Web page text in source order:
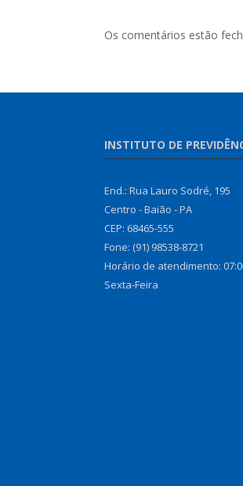
Os comentários estão
INSTITUTO DE
End.: Rua Lauro Sodré, 195
Centro - Baião - PA
CEP: 68465-555
Fone: (91) 98538-8721
Horário de atendimento:
Sexta-Feira